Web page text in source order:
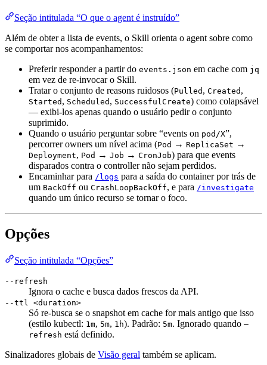
Seção intitulada “O que o agent é instruído”
Além de obter a lista de events, o Skill orienta o agent sobre como
se comportar nos acompanhamentos:
Preferir responder a partir do events.json em cache com jq
em vez de re-invocar o Skill.
Tratar o conjunto de reasons ruidosos (Pulled , Created ,
Started , Scheduled , SuccessfulCreate) como colapsável
— exibi-los apenas quando o usuário pedir o conjunto
suprimido.
Quando o usuário perguntar sobre “events on pod/X”,
percorrer owners um nível acima (Pod → ReplicaSet →
Deployment, Pod → Job → CronJob) para que events
disparados contra o controller não sejam perdidos.
Encaminhar para /logs para a saída do container por trás de
um BackOff ou CrashLoopBackOff, e para /investigate
quando um único recurso se tornar o foco.
Opções
Seção intitulada “Opções”
--refresh
Ignora o cache e busca dados frescos da API.
--ttl <duration>
Só re-busca se o snapshot em cache for mais antigo que isso
(estilo kubectl: 1m, 5m, 1h). Padrão: 5m. Ignorado quando —
refresh está definido.
Sinalizadores globais de Visão geral também se aplicam.